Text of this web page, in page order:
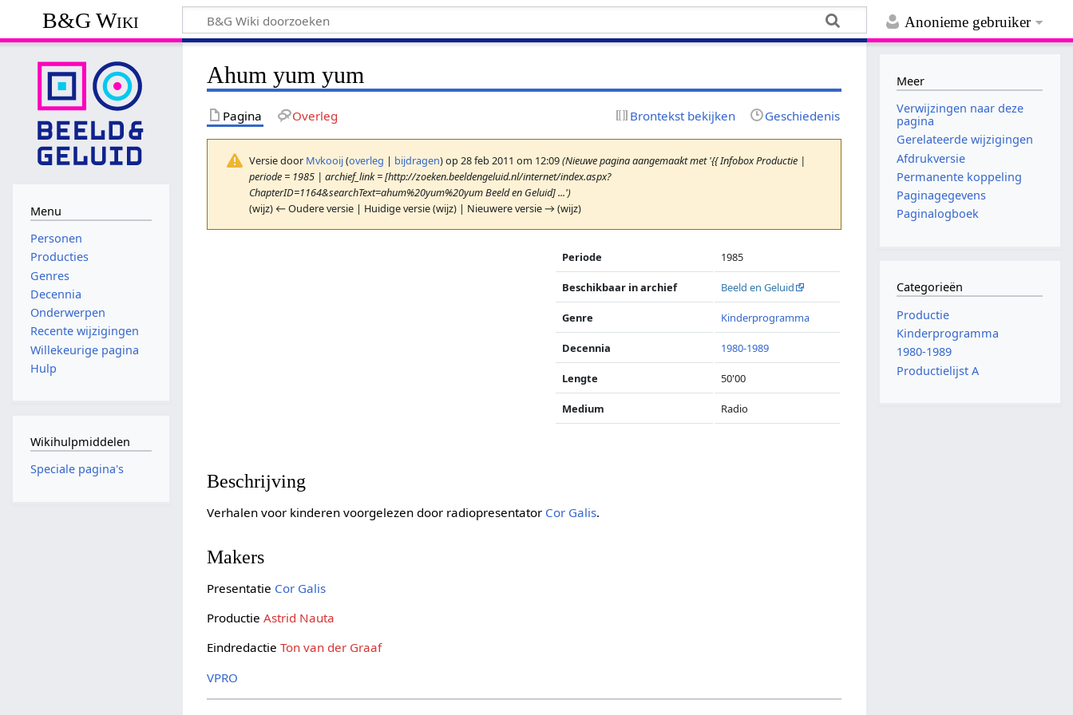
Anonieme gebruiker
B&G Wiki
Ahum yum yum
Pagina Overleg Brontekst bekijken Geschiedenis
Versie door Mvkooij(overleg | bijdragen)op 28 feb 2011 om 12:09(Nieuwe pagina aangemaakt met '{{ Infobox Productie |
periode = 1985 | archief_link = [http://zoeken.beeldengeluid.nl/internet/index.aspx?
ChapterID=1164&searchText=ahum%20yum%20yum Beeld en Geluid] ...')
(wijz) ← Oudere versie | Huidige versie (wijz) | Nieuwere versie → (wijz)
Periode 1985
Beschikbaar in archief Beeld en Geluid
Genre Kinderprogramma
Decennia 1980-1989
Lengte 50'00
Medium Radio
Beschrijving
Verhalen voor kinderen voorgelezen door radiopresentator Cor Galis.
Makers
Presentatie Cor Galis
ProductieAstrid Nauta
EindredactieTon van der Graaf
VPRO
Menu
Personen
Producties
Genres
Decennia
Onderwerpen
Recente wijzigingen
Willekeurige pagina
Hulp
Wikihulpmiddelen
Speciale pagina's
Meer
Verwijzingen naar deze
pagina
Gerelateerde wijzigingen
Afdrukversie
Permanente koppeling
Paginagegevens
Paginalogboek
Categorieën
Productie
Kinderprogramma
1980-1989
Productielijst A